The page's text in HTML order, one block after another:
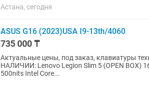
Астана, сегодня
ASUS G16 (2023)USA I9-13th/4060
735 000 ₸
Актуальные цены, под заказ, клавиатуры
НАЛИЧИИ: Lenovo Legion Slim 5 (OPEN BOX) 16.0 WQXGA (2K) IPS (240HZ Не путать с 165hz)
500nits Intel Core...